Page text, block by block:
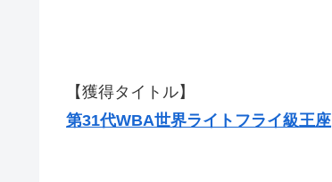
【獲得タイトル】
第31代WBA世界ライトフライ級王座